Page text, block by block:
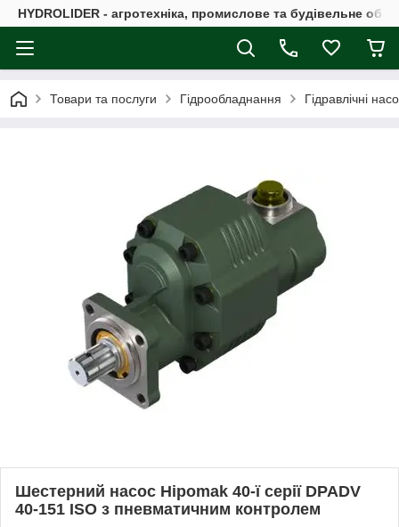
HYDROLIDER - агротехніка, промислове та будівельне
Товари та послуги Гідрообладнання Гідравлічні
Шестерний насос Hipomak 40-ї серії DPADV
40-151 ISO з пневматичним контролем